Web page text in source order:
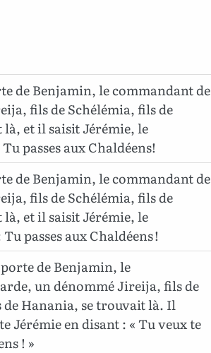
de Benjamin, le commandant de
fils de Schélémia, fils de
et il saisit Jérémie, le
passes aux Chaldéens!
de Benjamin, le commandant de
fils de Schélémia, fils de
et il saisit Jérémie, le
passes aux Chaldéens !
de Benjamin, le
un dénommé Jireija, fils de
Hanania, se trouvait là. Il
Jérémie en disant : « Tu veux te
! »